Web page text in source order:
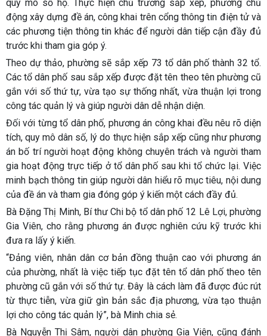
quy mô số hộ. Thực hiện chủ trương sắp xếp, phường chủ
động xây dựng đề án, công khai trên cổng thông tin điện tử và
các phương tiện thông tin khác để người dân tiếp cận đầy đủ
trước khi tham gia góp ý.
Theo dự thảo, phường sẽ sắp xếp 73 tổ dân phố thành 32 tổ.
Các tổ dân phố sau sắp xếp được đặt tên theo tên phường cũ
gắn với số thứ tự, vừa tạo sự thống nhất, vừa thuận lợi trong
công tác quản lý và giúp người dân dễ nhận diện.
Đối với từng tổ dân phố, phương án công khai đều nêu rõ diện
tích, quy mô dân số, lý do thực hiện sắp xếp cũng như phương
án bố trí người hoạt động không chuyên trách và người tham
gia hoạt động trực tiếp ở tổ dân phố sau khi tổ chức lại. Việc
minh bạch thông tin giúp người dân hiểu rõ mục tiêu, nội dung
của đề án và tham gia đóng góp ý kiến một cách đầy đủ.
Bà Đặng Thị Minh, Bí thư Chi bộ tổ dân phố 12 Lê Lợi, phường
Gia Viên, cho rằng phương án được nghiên cứu kỹ trước khi
đưa ra lấy ý kiến.
“Đảng viên, nhân dân cơ bản đồng thuận cao với phương án
của phường, nhất là việc tiếp tục đặt tên tổ dân phố theo tên
phường cũ gắn với số thứ tự. Đây là cách làm đã được đúc rút
từ thực tiễn, vừa giữ gìn bản sắc địa phương, vừa tạo thuận
lợi cho công tác quản lý”, bà Minh chia sẻ.
Bà Nguyễn Thị Sâm, người dân phường Gia Viên, cũng đánh